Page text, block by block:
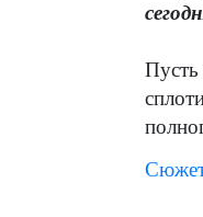
Пусть
Сюжет